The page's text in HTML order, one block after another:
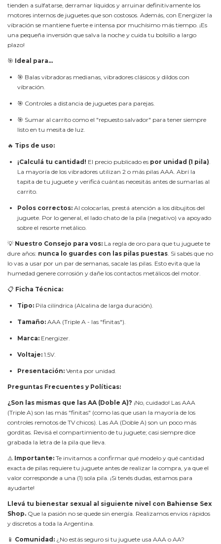
tienden a sulfatarse, derramar líquidos y arruinar definitivamente los
motores internos de juguetes que son costosos. Además, con Energizer la
vibración se mantiene fuerte e intensa por muchísimo más tiempo. ¡Es
una pequeña inversión que salva la noche y cuida tu bolsillo a largo
plazo!
🎯 Ideal para...
🎯 Balas vibradoras medianas, vibradores clásicos y dildos con
vibración.
🎯 Controles a distancia de juguetes para parejas.
🎯 Sumar al carrito como el "repuesto salvador" para tener siempre
listo en tu mesita de luz.
🔥 Tips de uso:
¡Calculá tu cantidad! El precio publicado es por unidad (1 pila).
La mayoría de los vibradores utilizan 2 o más pilas AAA. Abrí la
tapita de tu juguete y verificá cuántas necesitás antes de sumarlas al
carrito.
Polos correctos: Al colocarlas, prestá atención a los dibujitos del
juguete. Por lo general, el lado chato de la pila (negativo) va apoyado
sobre el resorte metálico.
💡 Nuestro Consejo para vos: La regla de oro para que tu juguete te
dure años: nunca lo guardes con las pilas puestas. Si sabés que no
lo vas a usar por un par de semanas, sacale las pilas. Esto evita que la
humedad genere corrosión y dañe los contactos metálicos del motor.
📋 Ficha Técnica:
Tipo: Pila cilíndrica (Alcalina de larga duración).
Tamaño: AAA (Triple A - las "finitas").
Marca: Energizer.
Voltaje: 1.5V.
Presentación: Venta por unidad.
Preguntas Frecuentes y Políticas:
¿Son las mismas que las AA (Doble A)? ¡No, cuidado! Las AAA
(Triple A) son las más "finitas" (como las que usan la mayoría de los
controles remotos de TV chicos). Las AA (Doble A) son un poco más
gorditas. Revisá el compartimiento de tu juguete; casi siempre dice
grabada la letra de la pila que lleva.
⚠️ Importante: Te invitamos a confirmar qué modelo y qué cantidad
exacta de pilas requiere tu juguete antes de realizar la compra, ya que el
valor corresponde a una (1) sola pila. ¡Si tenés dudas, estamos para
ayudarte!
Llevá tu bienestar sexual al siguiente nivel con Bahiense Sex
Shop. Que la pasión no se quede sin energía. Realizamos envíos rápidos
y discretos a toda la Argentina.
📱 Comunidad: ¿No estás seguro si tu juguete usa AAA o AA?